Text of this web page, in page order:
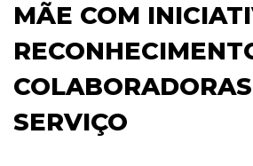
MÃE COM
SERVIÇO